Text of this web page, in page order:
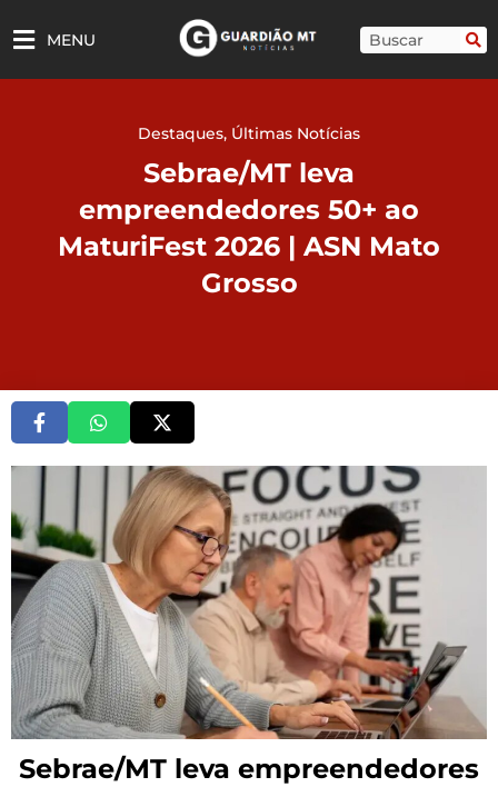
para
MENU Pesquisar
Destaques, Últimas Notícias
Sebrae/MT leva
empreendedores 50+ ao
MaturiFest 2026 | ASN Mato
Grosso
Sebrae/MT leva empreendedores